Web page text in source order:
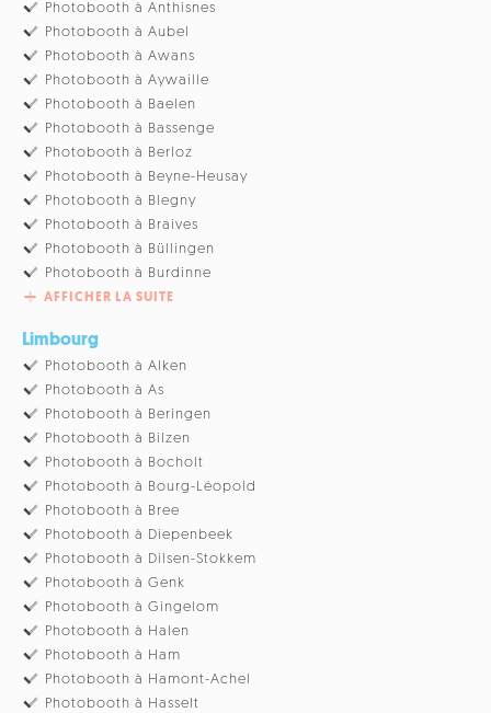
Photobooth à Anthisnes
Photobooth à Aubel
Photobooth à Awans
Photobooth à Aywaille
Photobooth à Baelen
Photobooth à Bassenge
Photobooth à Berloz
Photobooth à Beyne-Heusay
Photobooth à Blegny
Photobooth à Braives
Photobooth à Büllingen
Photobooth à Burdinne
AFFICHER LA SUITE
Limbourg
Photobooth à Alken
Photobooth à As
Photobooth à Beringen
Photobooth à Bilzen
Photobooth à Bocholt
Photobooth à Bourg-Léopold
Photobooth à Bree
Photobooth à Diepenbeek
Photobooth à Dilsen-Stokkem
Photobooth à Genk
Photobooth à Gingelom
Photobooth à Halen
Photobooth à Ham
Photobooth à Hamont-Achel
Photobooth à Hasselt